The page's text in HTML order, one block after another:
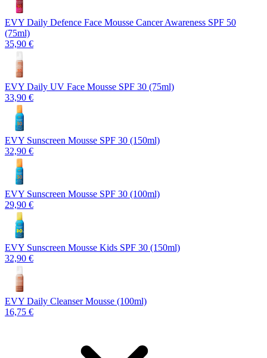
EVY Daily Defence Face Mousse Cancer Awareness SPF 50
(75ml)
35,90 €
EVY Daily UV Face Mousse SPF 30 (75ml)
33,90 €
EVY Sunscreen Mousse SPF 30 (150ml)
32,90 €
EVY Sunscreen Mousse SPF 30 (100ml)
29,90 €
EVY Sunscreen Mousse Kids SPF 30 (150ml)
32,90 €
EVY Daily Cleanser Mousse (100ml)
16,75 €